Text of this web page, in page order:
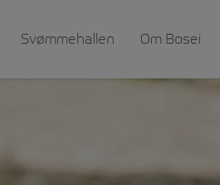
Svømmehallen Om Bosei